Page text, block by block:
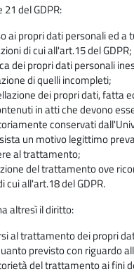
21 del GDPR:
ai propri dati personali ed a
di cui all'art.15 del GDPR;
dei propri dati personali
di quelli incompleti;
dei propri dati, fatta
in atti che devono
conservati
un motivo legittimo
al trattamento;
del trattamento ove
cui all'art.18 del GDPR.
altresì il diritto:
al trattamento dei propri
previsto con riguardo
del trattamento ai fini